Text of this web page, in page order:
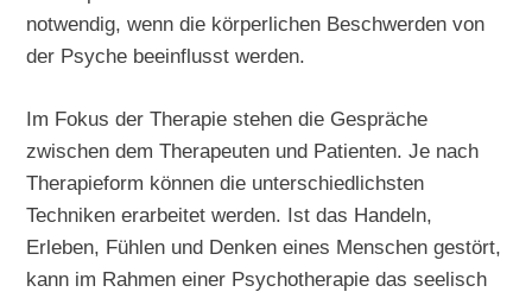
notwendig, wenn die körperlichen Beschwerden von
der Psyche beeinflusst werden.
Im Fokus der Therapie stehen die Gespräche
zwischen dem Therapeuten und Patienten. Je nach
Therapieform können die unterschiedlichsten
Techniken erarbeitet werden. Ist das Handeln,
Erleben, Fühlen und Denken eines Menschen gestört,
kann im Rahmen einer Psychotherapie das seelisch